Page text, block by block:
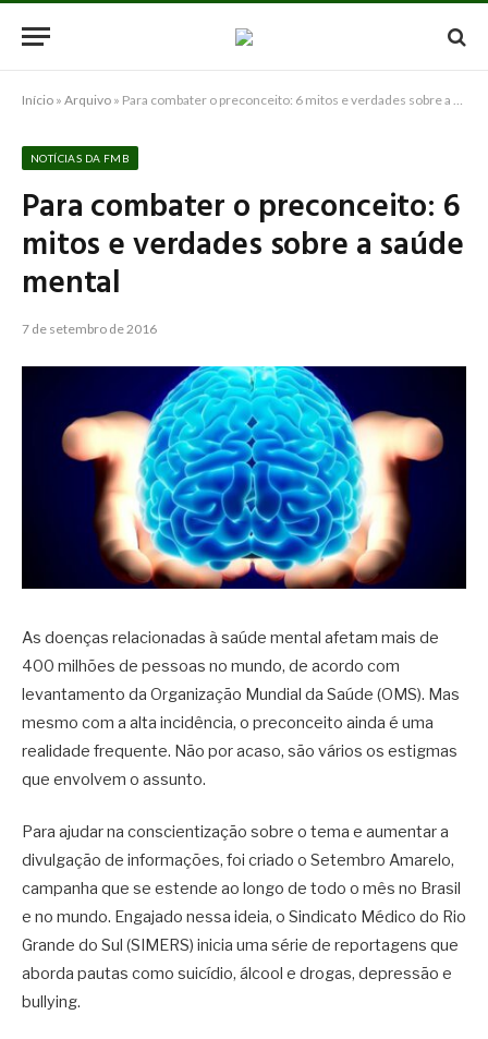
Início » Arquivo » Para combater o preconceito: 6 mitos e verdades sobre a saúde mental
NOTÍCIAS DA FMB
Para combater o preconceito: 6
mitos e verdades sobre a saúde
mental
7 de setembro de 2016
As doenças relacionadas à saúde mental afetam mais de
400 milhões de pessoas no mundo, de acordo com
levantamento da Organização Mundial da Saúde (OMS). Mas
mesmo com a alta incidência, o preconceito ainda é uma
realidade frequente. Não por acaso, são vários os estigmas
que envolvem o assunto.
Para ajudar na conscientização sobre o tema e aumentar a
divulgação de informações, foi criado o Setembro Amarelo,
campanha que se estende ao longo de todo o mês no Brasil
e no mundo. Engajado nessa ideia, o Sindicato Médico do Rio
Grande do Sul (SIMERS) inicia uma série de reportagens que
aborda pautas como suicídio, álcool e drogas, depressão e
bullying.